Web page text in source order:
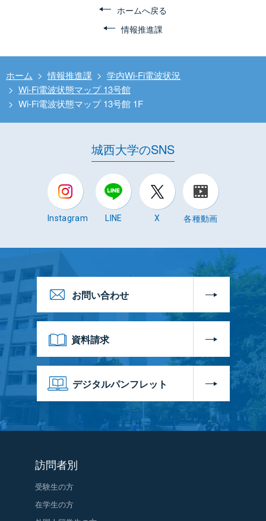
情報推進課
ホームへ戻る
ホーム >情報推進課 > 学内Wi-Fi電波状況
> Wi-Fi電波状態マップ 13号館
> Wi-Fi電波状態マップ 13号館 1F
城西大学のSNS
Instagram LINE X 各種動画
お問い合わせ
資料請求
デジタルパンフレット
訪問者別
受験生の方
在学生の方